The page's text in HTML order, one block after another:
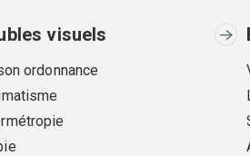
visuels
ordonnance